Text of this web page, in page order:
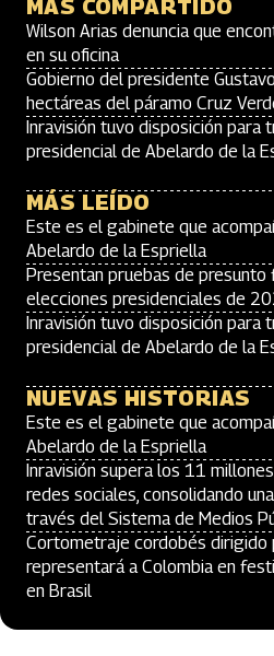
MÁS COMPARTIDO
Wilson Arias denuncia que
en su oficina
Gobierno del presidente
hectáreas del páramo Cruz
Inravisión tuvo disposición para
presidencial de Abelardo de la
MÁS LEÍDO
Este es el gabinete que
Abelardo de la Espriella
Presentan pruebas de
elecciones presidenciales de
Inravisión tuvo disposición para
presidencial de Abelardo de la
NUEVAS HISTORIAS
Este es el gabinete que
Abelardo de la Espriella
Inravisión supera los 11
redes sociales, consolidando
través del Sistema de Medios
Cortometraje cordobés dirigido
representará a Colombia en
en Brasil